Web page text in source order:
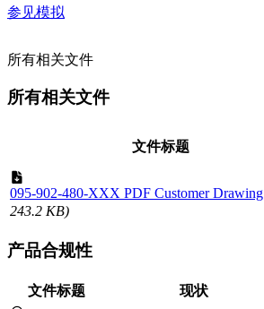
参见模拟
所有相关文件
所有相关文件
文件标题
095-902-480-XXX PDF Customer Drawing
243.2 KB)
产品合规性
文件标题 现状